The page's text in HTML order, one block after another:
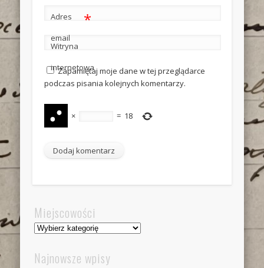
Adres
email
*
Witryna
internetowa
Zapamiętaj moje dane w tej przeglądarce
podczas pisania kolejnych komentarzy.
× = 18
Miejscowości
Miejscowości
Najnowsze wpisy